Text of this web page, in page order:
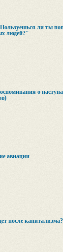
ли ты
людей?"
о
авиации
после капитализма?